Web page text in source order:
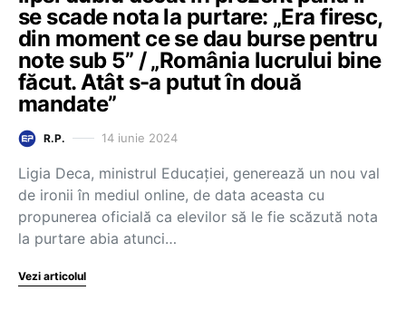
se scade nota la purtare: „Era firesc,
din moment ce se dau burse pentru
note sub 5” / „România lucrului bine
făcut. Atât s-a putut în două
mandate”
R.P. 14 iunie 2024
Ligia Deca, ministrul Educației, generează un nou val
de ironii în mediul online, de data aceasta cu
propunerea oficială ca elevilor să le fie scăzută nota
la purtare abia atunci…
Vezi articolul